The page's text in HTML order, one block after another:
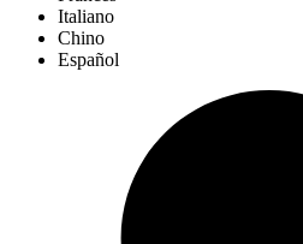
Italiano
Chino
Español